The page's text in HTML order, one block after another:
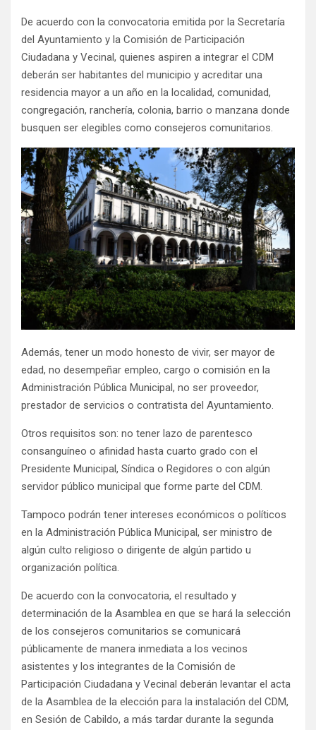
De acuerdo con la convocatoria emitida por la Secretaría
del Ayuntamiento y la Comisión de Participación
Ciudadana y Vecinal, quienes aspiren a integrar el CDM
deberán ser habitantes del municipio y acreditar una
residencia mayor a un año en la localidad, comunidad,
congregación, ranchería, colonia, barrio o manzana donde
busquen ser elegibles como consejeros comunitarios.
Además, tener un modo honesto de vivir, ser mayor de
edad, no desempeñar empleo, cargo o comisión en la
Administración Pública Municipal, no ser proveedor,
prestador de servicios o contratista del Ayuntamiento.
Otros requisitos son: no tener lazo de parentesco
consanguíneo o afinidad hasta cuarto grado con el
Presidente Municipal, Síndica o Regidores o con algún
servidor público municipal que forme parte del CDM.
Tampoco podrán tener intereses económicos o políticos
en la Administración Pública Municipal, ser ministro de
algún culto religioso o dirigente de algún partido u
organización política.
De acuerdo con la convocatoria, el resultado y
determinación de la Asamblea en que se hará la selección
de los consejeros comunitarios se comunicará
públicamente de manera inmediata a los vecinos
asistentes y los integrantes de la Comisión de
Participación Ciudadana y Vecinal deberán levantar el acta
de la Asamblea de la elección para la instalación del CDM,
en Sesión de Cabildo, a más tardar durante la segunda